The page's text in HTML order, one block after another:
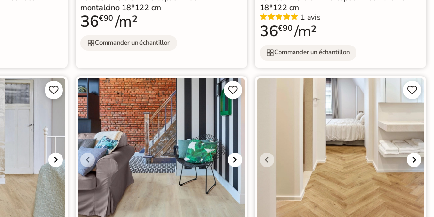
montalcino 18*122 cm
36€90 /m²
Commander un échantillon
18*122 cm
1 avis
36€90 /m²
Commander un échantillon

 
 
